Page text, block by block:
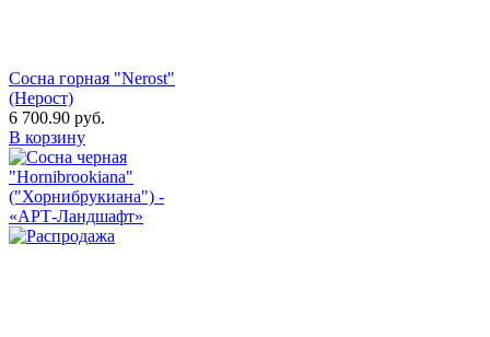
Сосна горная "Nerost"
(Нерост)
6 700.90 руб.
В корзину